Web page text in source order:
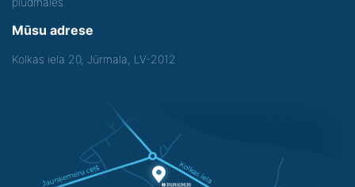
Mūsu adrese
Kolkas iela 20, Jūrmala, LV-2012